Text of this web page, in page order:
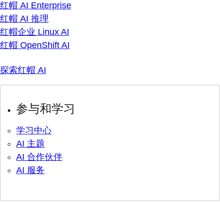
红帽 AI Enterprise
红帽 AI 推理
红帽企业 Linux AI
红帽 OpenShift AI
探索红帽 AI
参与和学习
学习中心
AI 主题
AI 合作伙伴
AI 服务